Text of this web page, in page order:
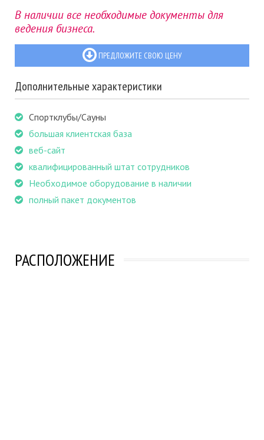
В наличии все необходимые документы для
ведения бизнеса.
ПРЕДЛОЖИТЕ СВОЮ ЦЕНУ
Дополнительные характеристики
Спортклубы/Сауны
большая клиентская база
веб-сайт
квалифицированный штат сотрудников
Необходимое оборудование в наличии
полный пакет документов
РАСПОЛОЖЕНИЕ